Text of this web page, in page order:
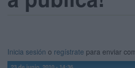
Inicia sesión o regístrate para enviar